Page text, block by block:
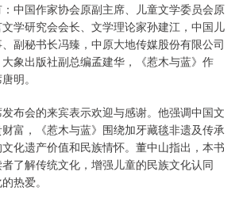
中国作家协会原副主席、儿童文学委员会原
学研究会会长、文学理论家孙建江，中国儿
副秘书长冯臻，中原大地传媒股份有限公司
象出版社副总编孟建华，《惹木与蓝》作
明。
布会的来宾表示欢迎与感谢。他强调中国文
富，《惹木与蓝》围绕加牙藏毯非遗及传承
化遗产价值和民族情怀。董中山指出，本书
了解传统文化，增强儿童的民族文化认同
热爱。